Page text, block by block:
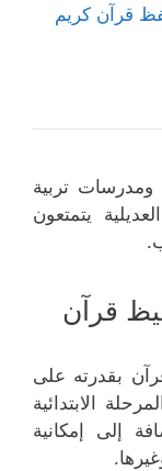
قرآن كريم
ومدرسات تربية
يتمتعون
قرآن
بقدرته على
الابتدائية
إلى إمكانية